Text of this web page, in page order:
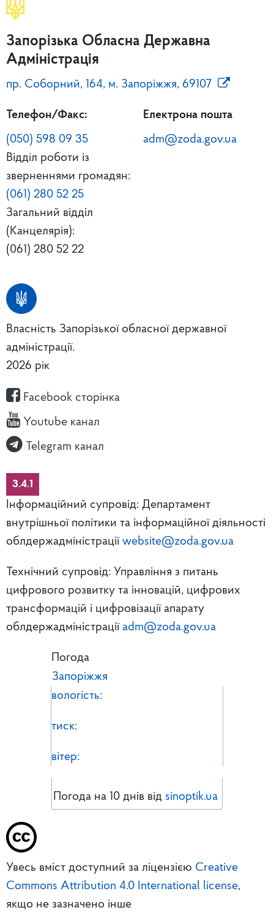
Запорізька Обласна Державна
Адміністрація
пр. Соборний, 164, м. Запоріжжя, 69107
Телефон/Факс:
(050) 598 09 35
Відділ роботи із
зверненнями громадян:
(061) 280 52 25
Загальний відділ
(Канцелярія):
(061) 280 52 22
Електрона пошта
adm@zoda.gov.ua
Власність Запорізької обласної державної
адміністрації.
2026 рік
Facebook сторінка
Youtube канал
Telegram канал
3.4.1
Інформаційний супровід: Департамент
внутрішньої політики та інформаційної діяльності
облдержадміністрації website@zoda.gov.ua
Технічний супровід: Управління з питань
цифрового розвитку та інновацій, цифрових
трансформацій і цифровізації апарату
облдержадміністрації adm@zoda.gov.ua
Погода
Запоріжжя
вологість:
тиск:
вітер:
Погода на 10 днів від sinoptik.ua
Увесь вміст доступний за ліцензією Creative
Commons Attribution 4.0 International license,
якщо не зазначено інше